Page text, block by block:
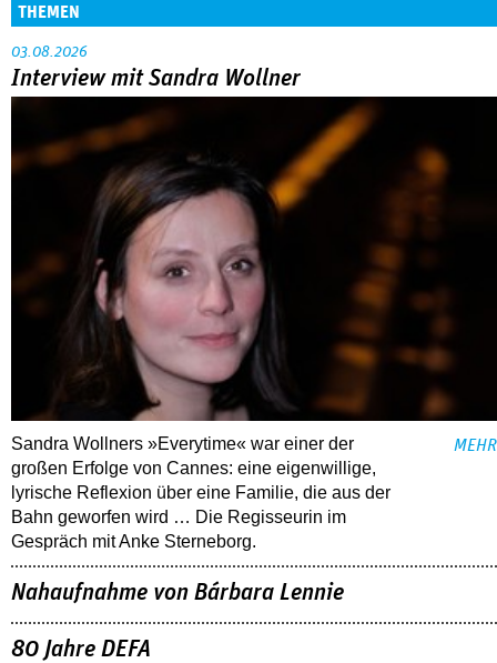
THEMEN
03.08.2026
Interview mit Sandra Wollner
Sandra Wollners »Everytime« war einer der
großen Erfolge von Cannes: eine eigenwillige,
lyrische Reflexion über eine ­Familie, die aus der
Bahn geworfen wird … Die Regisseurin im
Gespräch mit Anke Sterneborg.
MEHR
Nahaufnahme von Bárbara Lennie
80 Jahre DEFA